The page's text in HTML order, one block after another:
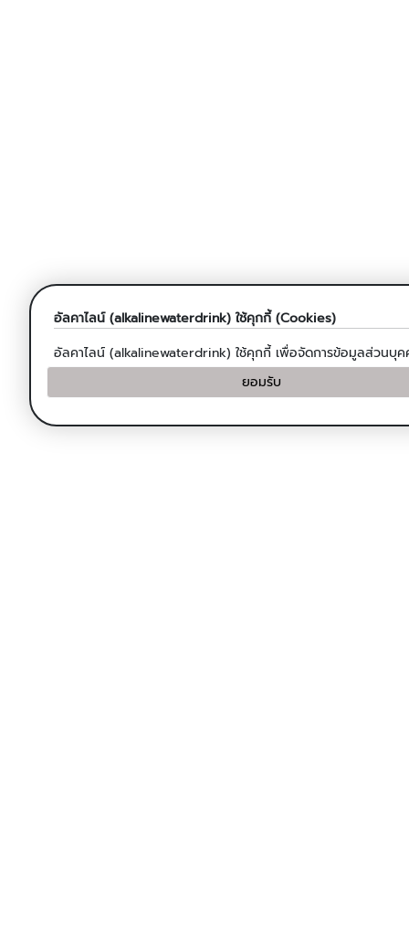
อัลคาไลน์ (alkalinewaterdrink) ใช้คุกกี้ (Cookies)
อัลคาไลน์ (alkalinewaterdrink) ใช้คุกกี้ เพื่อจัดการข้อมูลส่วนบุค
ยอมรับ